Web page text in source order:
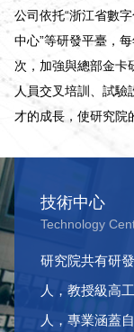
公司依托“浙江省數
中心”等研發平臺，
次，加強與總部金卡
人員交叉培訓、試驗
才的成長，使研究院
技術中心
Technology
研究院共有研
人，教授級高
人，專業涵蓋